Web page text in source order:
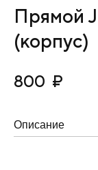
Прямой
(корпус)
800 ₽
Описание